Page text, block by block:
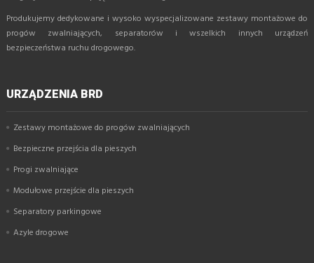
Produkujemy dedykowane i wysoko wyspecjalizowane zestawy montażowe do
progów zwalniających, separatorów i wszelkich innych urządzeń
bezpieczeństwa ruchu drogowego.
URZĄDZENIA BRD
Zestawy montażowe do progów zwalniających
Bezpieczne przejścia dla pieszych
Progi zwalniające
Modułowe przejście dla pieszych
Separatory parkingowe
Azyle drogowe